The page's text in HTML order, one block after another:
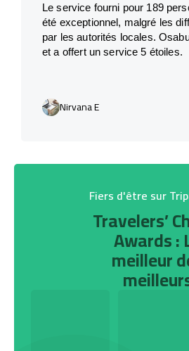
Le service fourni pour 189
été exceptionnel, malgré les
par les autorités locales.
et a offert un service 5 étoiles.
Nirvana E
Fiers d'être sur
Travelers’
Awards :
meilleur